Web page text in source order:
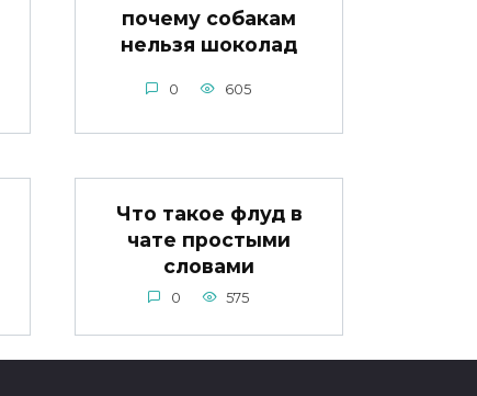
почему собакам
нельзя шоколад
0 605
Что такое флуд в
чате простыми
словами
0 575